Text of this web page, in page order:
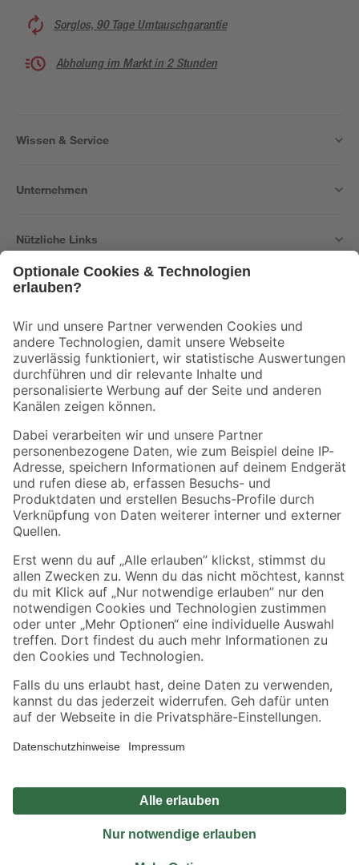
Sorglos, 90 Tage Umtauschgarantie
Abholung im Markt in 2 Stunden
Wissen & Service
Unternehmen
Nützliche Links
Der toom Newsletter: Keine Angebote und Aktionen mehr verpassen!
Zur Newsletter Anmeldung
Folge uns
Zahlungsarten Versandarten
Sicher einkaufen
Jetzt die toom-App herunterladen
Alle Preisangaben in EUR inkl. gesetzl. MwSt.. Die dargestellten Angebote sind unter
Umständen nicht in allen Märkten verfügbar. Die angegebenen Verfügbarkeiten beziehen
Produkte nur solange der Vorrat reicht.
*Paketversand ab 59 € versandkostenfrei, gilt nicht für Artikel mit Speditionsversand, hier
Privatsphäre Impressum
Nutzungsbedingungen
Widerrufsrecht
Vertrag widerrufen